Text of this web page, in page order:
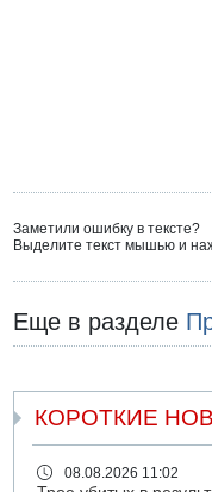
Заметили ошибку в тексте?
Выделите текст мышью и
Еще в разделе
КОРОТКИЕ
08.08.2026 11:02